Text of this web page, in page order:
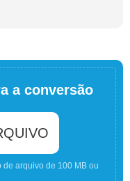
a conversão
de arquivo de 100 MB ou